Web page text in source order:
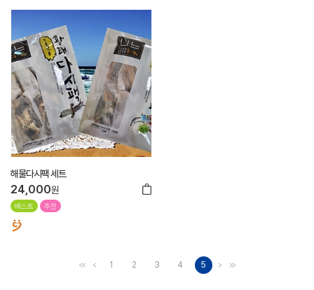
해물다시팩 세트
24,000원
베스트 추천
1 2 3 4 5